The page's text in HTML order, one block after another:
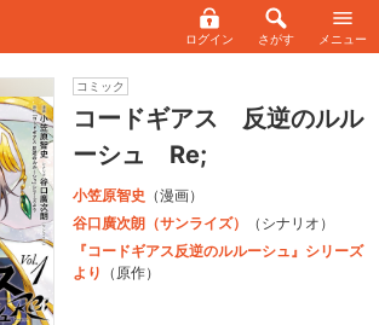
ログイン さがす メニュー
コミック
コードギアス 反逆のルル
ーシュ Re;
小笠原智史 （漫画）
谷口廣次朗（サンライズ）
（シナリオ）
『コードギアス反逆のルルーシュ』シリーズ
より （原作）